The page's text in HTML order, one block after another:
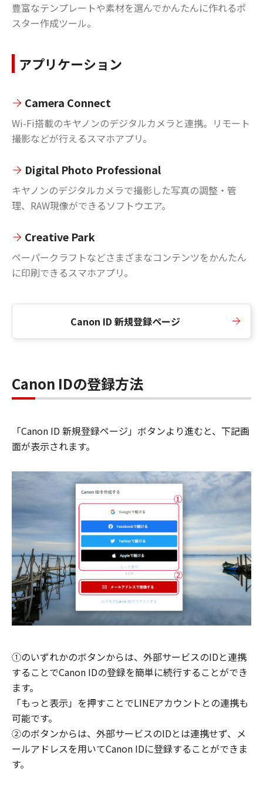
豊富なテンプレートや素材を選んでかんたんに作れるポ
スター作成ツール。
アプリケーション
Camera Connect
Wi-Fi搭載のキヤノンのデジタルカメラと連携。リモート
撮影などが行えるスマホアプリ。
Digital Photo Professional
キヤノンのデジタルカメラで撮影した写真の調整・管
理、RAW現像ができるソフトウエア。
Creative Park
ペーパークラフトなどさまざまなコンテンツをかんたん
に印刷できるスマホアプリ。
Canon ID 新規登録ページ
Canon IDの登録方法
「Canon ID 新規登録ページ」ボタンより進むと、下記画
面が表示されます。
①のいずれかのボタンからは、外部サービスのIDと連携
することでCanon IDの登録を簡単に続行することができ
ます。
「もっと表示」を押すことでLINEアカウントとの連携も
可能です。
②のボタンからは、外部サービスのIDとは連携せず、メ
ールアドレスを用いてCanon IDに登録することができま
す。